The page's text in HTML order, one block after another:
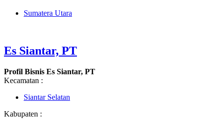
Sumatera Utara
Es Siantar, PT
Profil Bisnis Es Siantar, PT
Kecamatan :
Siantar Selatan
Kabupaten :